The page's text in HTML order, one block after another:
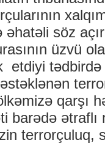
söz
üzvü
tədbirdə
qarşı
barədə
terrorçuluq,